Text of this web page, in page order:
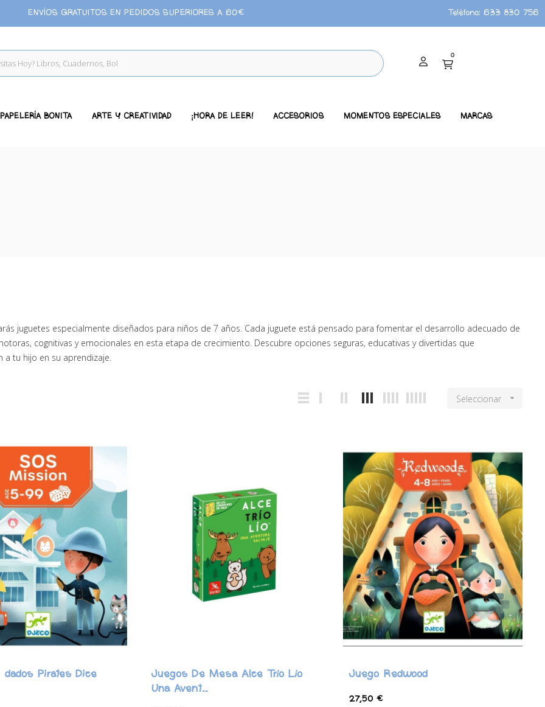
ENVÍOS GRATUITOS EN PEDIDOS SUPERIORES A 60€ Teléfono: 633 830 756
0
PAPELERÍA BONITA ARTE Y CREATIVIDAD ¡HORA DE LEER! ACCESORIOS MOMENTOS ESPECIALES MARCAS
juguetes especialmente diseñados para niños de 7 años. Cada juguete está pensado para fomentar el desarrollo adecuado de
cognitivas y emocionales en esta etapa de crecimiento. Descubre opciones seguras, educativas y divertidas que
a tu hijo en su aprendizaje.
Seleccionar 
Pirates Dice
Juegos De Mesa Alce Trío Lío
Una Avent..
Juego Redwood
27,50 €